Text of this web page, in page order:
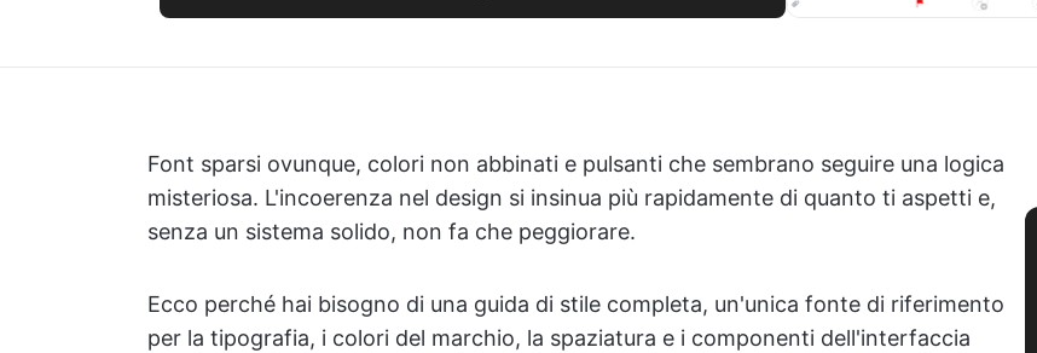
Font sparsi ovunque, colori non abbinati e pulsanti che sembrano seguire una logica
misteriosa. L'incoerenza nel design si insinua più rapidamente di quanto ti aspetti e,
senza un sistema solido, non fa che peggiorare.
Ecco perché hai bisogno di una guida di stile completa, un'unica fonte di riferimento
per la tipografia, i colori del marchio, la spaziatura e i componenti dell'interfaccia